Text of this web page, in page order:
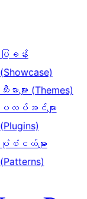
ပြခန်း
(Showcase)
သီးမားများ (Themes)
ပလပ်အင်များ
(Plugins)
ပုံစံငယ်များ
(Patterns)